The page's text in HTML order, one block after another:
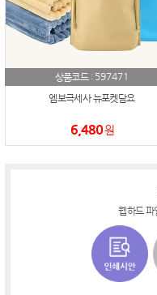
상품코드 : 597471
엠보극세사 뉴포켓담요
6,480원
웹하드 파